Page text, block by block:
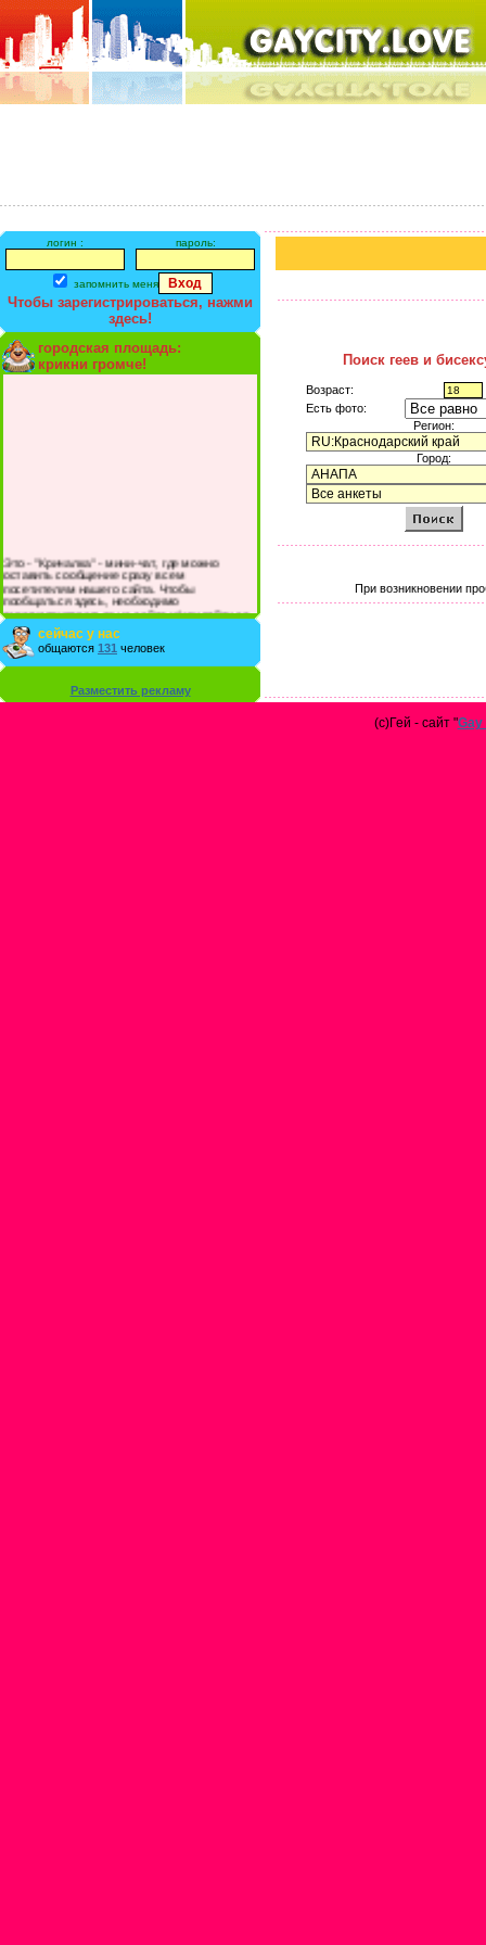
логин : пароль:
запомнить меня
Чтобы зарегистрироваться, нажми
здесь!
городская площадь:
крикни громче!
Это - "Кричалка" - мини-чат, где можно
оставить сообщение сразу всем
посетителям нашего сайта. Чтобы
пообщаться здесь, необходимо
зарегистрироваться на сайте и/или войти со
своими логином и паролем.
сейчас у нас
общаются 131 человек
Разместить рекламу
Поиск геев и
Возраст:
Есть фото:
Регион:
Город:
При возникновении
(с)Гей - сайт "Gay